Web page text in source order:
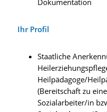
Dokumentation
Ihr Profil
Staatliche
Heilpädagoge/
(Bereitschaft zu
Sozialarbeiter/in